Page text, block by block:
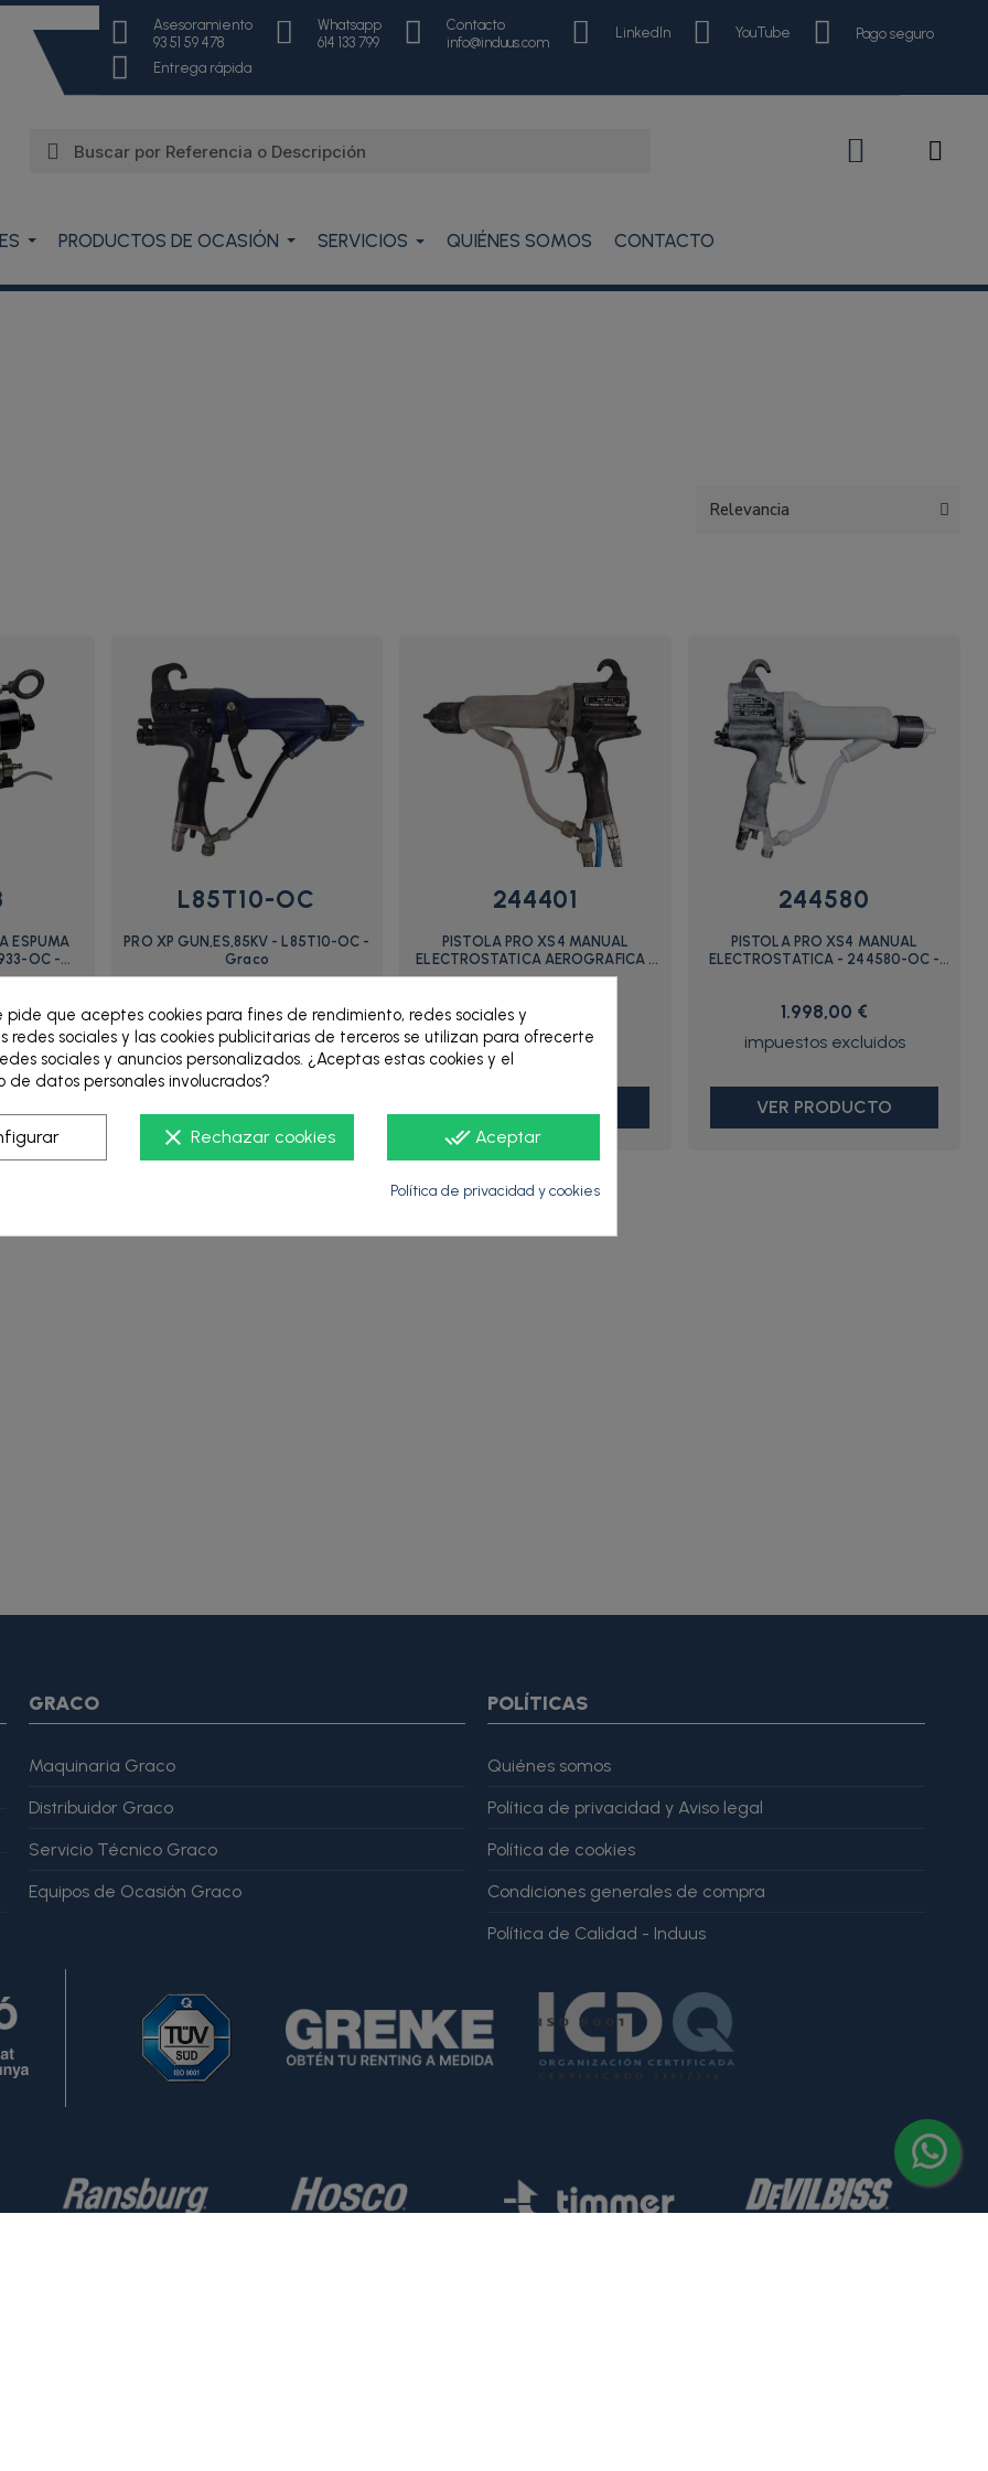
Asesoramiento
93 51 59 478
Whatsapp
614 133 799
Contacto
info@induus.com
LinkedIn YouTube Pago seguro
Entrega rápida
PRODUCTOS DE OCASIÓN SERVICIOS QUIÉNES SOMOS CONTACTO
ESPUMA
OC -
L85T10-OC
PRO XP GUN,ES,85KV - L85T10-OC -
Graco
3.478,50 €
244401
PISTOLA PRO XS4 MANUAL
ELECTROSTATICA AEROGRAFICA -
244401-OC
1.990,00 €
244580
PISTOLA PRO XS4 MANUAL
ELECTROSTATICA - 244580-OC -
1.998,00 €
VER PRODUCTO
GRACO
Maquinaria Graco
Distribuidor Graco
Servicio Técnico Graco
Equipos de Ocasión Graco
POLÍTICAS
Quiénes somos
Política de privacidad y Aviso legal
Política de cookies
Condiciones generales de compra
Política de Calidad - Induus
"Alfonso Martínez" }, "reviewRating": { "@type": "Rating", "ratingValue": 4, "bestRating": 5 }, "reviewBody": "Este producto
que aceptes cookies para fines de rendimiento, redes sociales y
redes sociales y las cookies publicitarias de terceros se utilizan para ofrecerte
sociales y anuncios personalizados. ¿Aceptas estas cookies y el
de datos personales involucrados?
done_all Aceptar
clear Rechazar cookies
Política de privacidad y cookies